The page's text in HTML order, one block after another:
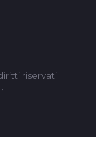
riservati. |